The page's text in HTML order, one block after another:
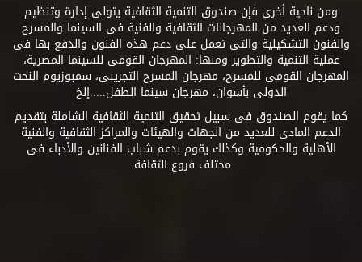
ومن ناحية أخرى فإن صندوق التنمية الثقافية يتولى إدارة وتنظيم
ودعم العديد من المهرجانات الثقافية والفنية فى السينما والمسرح
والفنون التشكيلية والتى تعمل على دعم هذه الفنون والدفع بها فى
عملية التنمية والتطوير ومنها: المهرجان القومى للسينما المصرية،
المهرجان القومى للمسرح، مهرجان المسرح التجريبى، سمبوزيوم النحت
الدولى بأسوان، مهرجان سينما الطفل.....إلخ
كما يقوم الصندوق فى سبيل تحقيق التنمية الثقافية الشاملة بتقديم
الدعم المادى للعديد من الجهات والهيئات والمراكز الثقافية والفنية
الأهلية والحكومية وكذلك يقوم بدعم شباب الفنانين والأدباء فى
مختلف فروع الثقافة.